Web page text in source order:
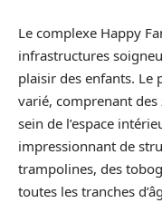
Le complexe Happy
infrastructures
plaisir des enfants. Le
varié, comprenant
sein de l’espace
impressionnant de
trampolines, des
toutes les tranches